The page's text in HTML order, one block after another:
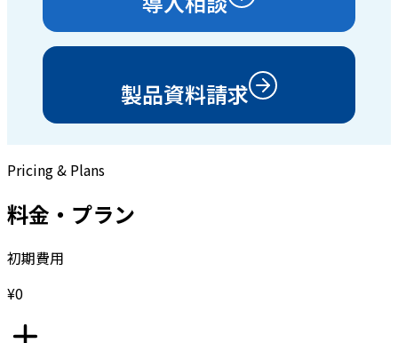
製品資料請求
Pricing & Plans
料金・プラン
初期費用
¥0